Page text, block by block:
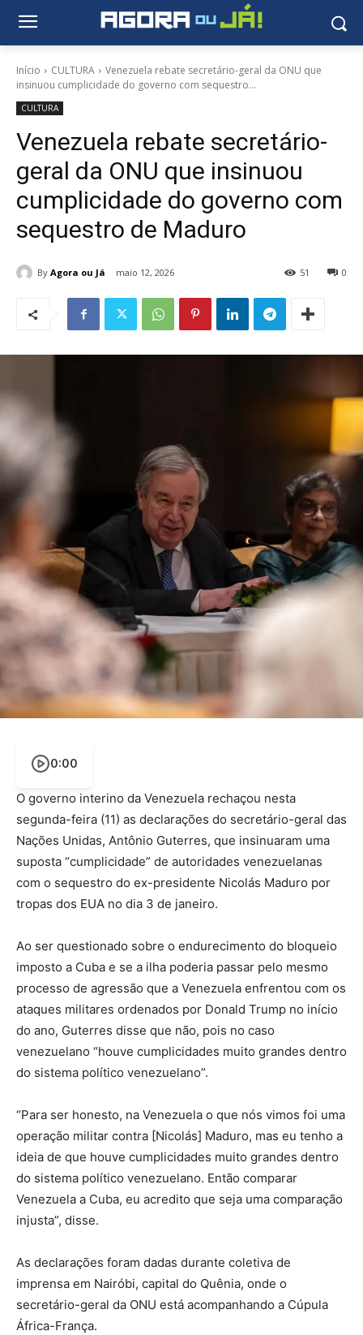
Início CULTURA
Venezuela rebate secretário-geral da ONU que
insinuou cumplicidade do governo com sequestro...
CULTURA
Venezuela rebate secretário-
geral da ONU que insinuou
cumplicidade do governo com
sequestro de Maduro
By Agora ou Já maio 12, 2026 0
51
0:00
O governo interino da Venezuela rechaçou nesta
segunda-feira (11) as declarações do secretário-geral das
Nações Unidas, Antônio Guterres, que insinuaram uma
suposta “cumplicidade” de autoridades venezuelanas
com o sequestro do ex-presidente Nicolás Maduro por
tropas dos EUA no dia 3 de janeiro.
Ao ser questionado sobre o endurecimento do bloqueio
imposto a Cuba e se a ilha poderia passar pelo mesmo
processo de agressão que a Venezuela enfrentou com os
ataques militares ordenados por Donald Trump no início
do ano, Guterres disse que não, pois no caso
venezuelano “houve cumplicidades muito grandes dentro
do sistema político venezuelano”.
“Para ser honesto, na Venezuela o que nós vimos foi uma
operação militar contra [Nicolás] Maduro, mas eu tenho a
ideia de que houve cumplicidades muito grandes dentro
do sistema político venezuelano. Então comparar
Venezuela a Cuba, eu acredito que seja uma comparação
injusta”, disse.
As declarações foram dadas durante coletiva de
imprensa em Nairóbi, capital do Quênia, onde o
secretário-geral da ONU está acompanhando a Cúpula
África-França.